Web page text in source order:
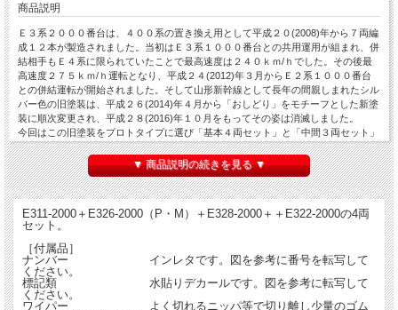
商品説明
Ｅ３系２０００番台は、４００系の置き換え用として平成２０(2008)年から７両編
成１２本が製造されました。当初はＥ３系１０００番台との共用運用が組まれ、併
結相手もＥ４系に限られていたことで最高速度は２４０ｋｍ/ｈでした。その後最
高速度２７５ｋｍ/ｈ運転となり、平成２４(2012)年３月からＥ２系１０００番台
との併結運転が開始されました。そして山形新幹線として長年の間親しまれたシル
バー色の旧塗装は、平成２６(2014)年４月から「おしどり」をモチーフとした新塗
装に順次変更され、平成２８(2016)年１０月をもってその姿は消滅しました。
今回はこの旧塗装をプロトタイプに選び「基本４両セット」と「中間３両セット」
で製品化しました。
車体はエッチング・プレス、前面はロストワックス、台車はＤＴ２０４Ａ（ダイキ
ャスト製）を使用しています。キャブインテリア・客室内インテリアを装備、室内
ＬＥＤ仕様です。動力は、基本セットのＥ３２６－２０００形式（１２号車）と中
間セットのＥ３２６－２１００形式（１４号車）に、キャノンＥＮ２２高速モータ
ーとＡＣＥギアシステム（２６００Ｄ－軸距26.0㎜ φ10.5ディスク車輪）を搭載し
ています。
※写真は、付属品のワイパーを取付けた状態です。仕様は、2017年製と同じで
す。(仕掛品のため)
▼ 商品説明の続きを見る ▼
E311-2000＋E326-2000（P・M）＋E328-2000＋＋E322-2000の4両
セット。
［付属品］
ナンバー インレタです。図を参考に番号を転写して
ください。
標記類 水貼りデカールです。図を参考に転写して
ください。
ワイパー よく切れるニッパ等で切り離し少量のゴム